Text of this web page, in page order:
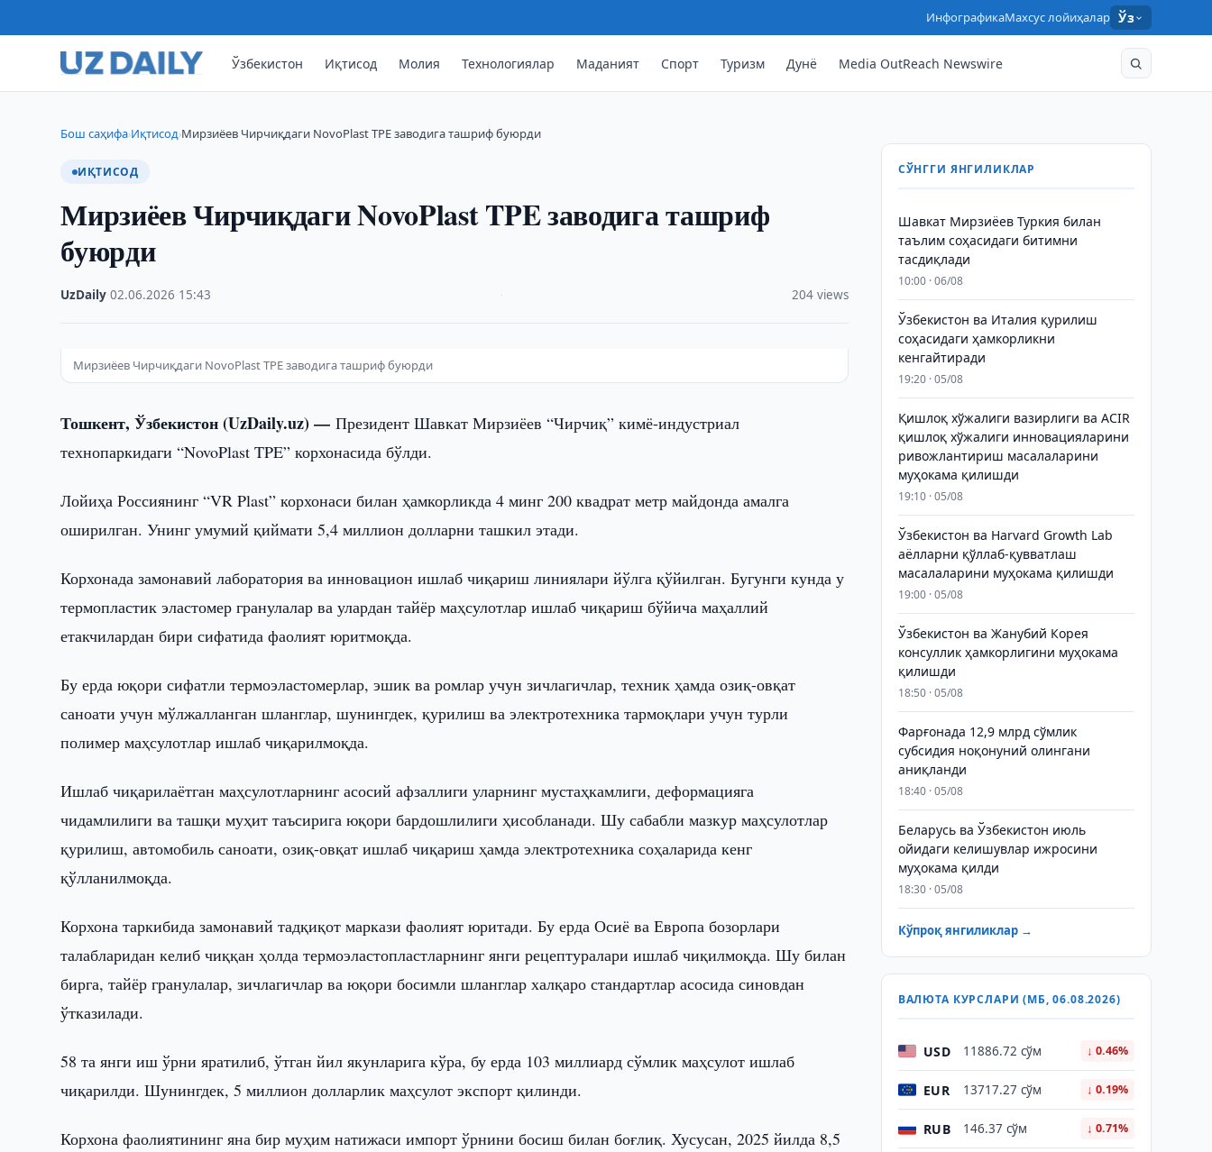
ИнфографикаМахсус лойиҳалар Ўз
Ўзбекистон Иқтисод Молия Технологиялар Маданият Спорт Туризм Дунё Media OutReach Newswire
Бош саҳифа›Иқтисод›Мирзиёев Чирчиқдаги NovoPlast TPE заводига ташриф буюрди
ИҚТИСОД
Мирзиёев Чирчиқдаги NovoPlast TPE заводига ташриф
буюрди
UzDaily ·02.06.2026 15:43 204 views
Мирзиёев Чирчиқдаги NovoPlast TPE заводига ташриф буюрди
Тошкент, Ўзбекистон (UzDaily.uz) —Президент Шавкат Мирзиёев “Чирчиқ” кимё-индустриал
технопаркидаги “NovoPlast TPE” корхонасида бўлди.
Лойиҳа Россиянинг “VR Plast” корхонаси билан ҳамкорликда 4 минг 200 квадрат метр майдонда амалга
оширилган. Унинг умумий қиймати 5,4 миллион долларни ташкил этади.
Корхонада замонавий лаборатория ва инновацион ишлаб чиқариш линиялари йўлга қўйилган. Бугунги кунда у
термопластик эластомер гранулалар ва улардан тайёр маҳсулотлар ишлаб чиқариш бўйича маҳаллий
етакчилардан бири сифатида фаолият юритмоқда.
Бу ерда юқори сифатли термоэластомерлар, эшик ва ромлар учун зичлагичлар, техник ҳамда озиқ-овқат
саноати учун мўлжалланган шланглар, шунингдек, қурилиш ва электротехника тармоқлари учун турли
полимер маҳсулотлар ишлаб чиқарилмоқда.
Ишлаб чиқарилаётган маҳсулотларнинг асосий афзаллиги уларнинг мустаҳкамлиги, деформацияга
чидамлилиги ва ташқи муҳит таъсирига юқори бардошлилиги ҳисобланади. Шу сабабли мазкур маҳсулотлар
қурилиш, автомобиль саноати, озиқ-овқат ишлаб чиқариш ҳамда электротехника соҳаларида кенг
қўлланилмоқда.
Корхона таркибида замонавий тадқиқот маркази фаолият юритади. Бу ерда Осиё ва Европа бозорлари
талабларидан келиб чиққан ҳолда термоэластопластларнинг янги рецептуралари ишлаб чиқилмоқда. Шу билан
бирга, тайёр гранулалар, зичлагичлар ва юқори босимли шланглар халқаро стандартлар асосида синовдан
ўтказилади.
58 та янги иш ўрни яратилиб, ўтган йил якунларига кўра, бу ерда 103 миллиард сўмлик маҳсулот ишлаб
чиқарилди. Шунингдек, 5 миллион долларлик маҳсулот экспорт қилинди.
Корхона фаолиятининг яна бир муҳим натижаси импорт ўрнини босиш билан боғлиқ. Хусусан, 2025 йилда 8,5
СЎНГГИ ЯНГИЛИКЛАР
Шавкат Мирзиёев Туркия билан
таълим соҳасидаги битимни
тасдиқлади
10:00 · 06/08
Ўзбекистон ва Италия қурилиш
соҳасидаги ҳамкорликни
кенгайтиради
19:20 · 05/08
Қишлоқ хўжалиги вазирлиги ва ACIR
қишлоқ хўжалиги инновацияларини
ривожлантириш масалаларини
муҳокама қилишди
19:10 · 05/08
Ўзбекистон ва Harvard Growth Lab
аёлларни қўллаб-қувватлаш
масалаларини муҳокама қилишди
19:00 · 05/08
Ўзбекистон ва Жанубий Корея
консуллик ҳамкорлигини муҳокама
қилишди
18:50 · 05/08
Фарғонада 12,9 млрд сўмлик
субсидия ноқонуний олингани
аниқланди
18:40 · 05/08
Беларусь ва Ўзбекистон июль
ойидаги келишувлар ижросини
муҳокама қилди
18:30 · 05/08
Кўпроқ янгиликлар →
ВАЛЮТА КУРСЛАРИ (МБ, 06.08.2026)
USD 11886.72 сўм ↓ 0.46%
EUR 13717.27 сўм ↓ 0.19%
RUB 146.37 сўм ↓ 0.71%